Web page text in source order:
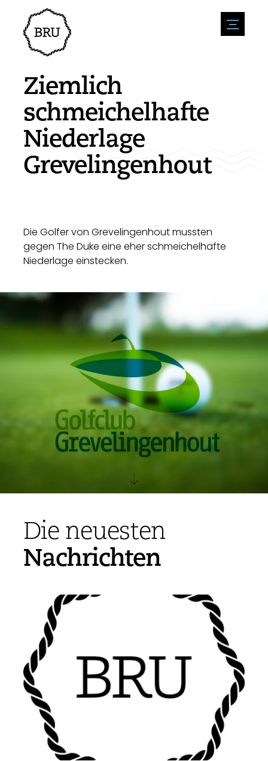
menu
Veranstaltungskalender
Veranstaltung anmelden
Übernachtung
Geschäfte
Natur & wasser
Sport
Sehenswürdigkeiten
Geschichte
Zugänglichkeit
Parken
Wohnumfeld
Um zu unternehmen
Stellenangebote
Stellenangebote veröffentlichen
Unternehmen
Nachrichtenübersicht
Neuigkeiten einreichen
Ziemlich
schmeichelhafte
Niederlage
Grevelingenhout
Die Golfer von Grevelingenhout mussten
gegen The Duke eine eher schmeichelhafte
Niederlage einstecken.
Die neuesten
Nachrichten